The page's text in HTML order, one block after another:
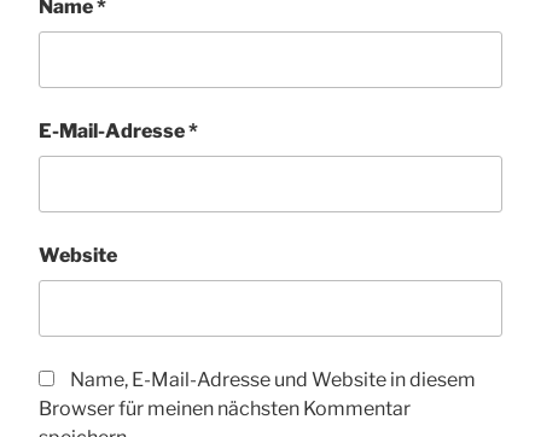
Name*
E-Mail-Adresse*
Website
Name, E-Mail-Adresse und Website in diesem
Browser für meinen nächsten Kommentar